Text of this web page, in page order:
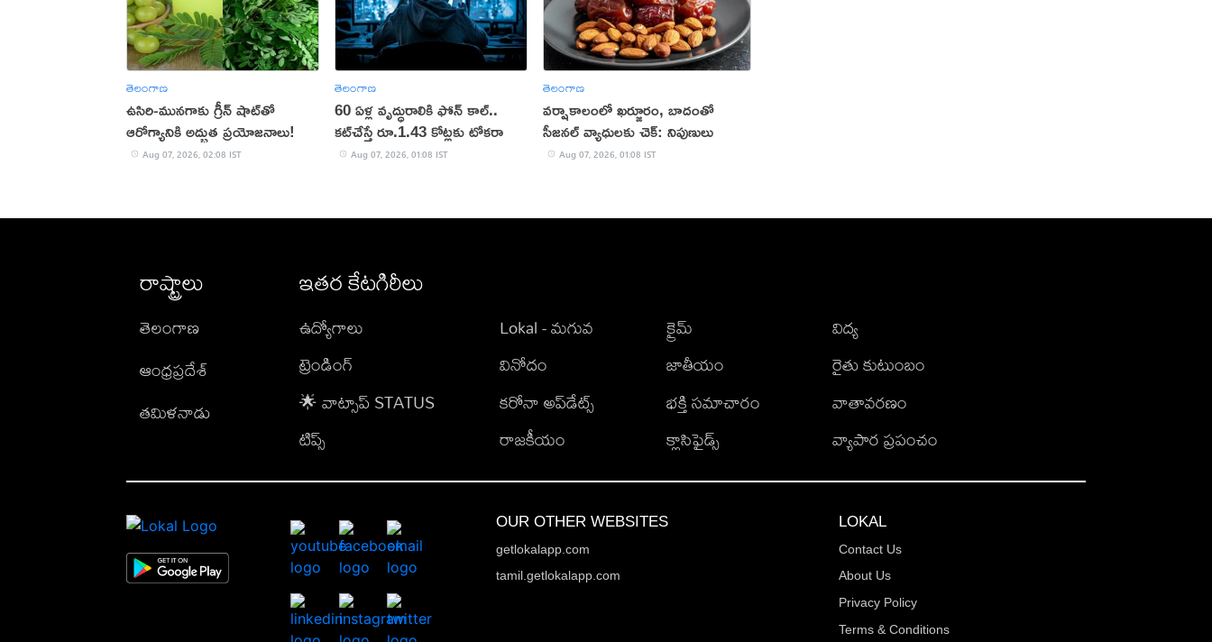
తెలంగాణ
ఉసిరి-మునగాకు గ్రీన్ షాట్‌తో
ఆరోగ్యానికి అద్భుత ప్రయోజనాలు!
Aug 07, 2026, 02:08 IST
తెలంగాణ
60 ఏళ్ల వృద్ధురాలికి ఫోన్ కాల్..
కట్‌చేస్తే రూ.1.43 కోట్లకు టోకరా
Aug 07, 2026, 01:08 IST
తెలంగాణ
వర్షాకాలంలో ఖర్జూరం, బాదంతో
సీజనల్ వ్యాధులకు చెక్: నిపుణులు
Aug 07, 2026, 01:08 IST
రాష్ట్రాలు
తెలంగాణ
ఆంధ్రప్రదేశ్
తమిళనాడు
ఇతర కేటగిరీలు
ఉద్యోగాలు
ట్రెండింగ్
🌟 వాట్సాప్ STATUS
టిప్స్
Lokal - మగువ
వినోదం
కరోనా అప్‌డేట్స్
రాజకీయం
క్రైమ్
జాతీయం
భక్తి సమాచారం
క్లాసిఫైడ్స్
విద్య
రైతు కుటుంబం
వాతావరణం
వ్యాపార ప్రపంచం
OUR OTHER WEBSITES
getlokalapp.com
tamil.getlokalapp.com
LOKAL
Contact Us
About Us
Privacy Policy
Terms & Conditions